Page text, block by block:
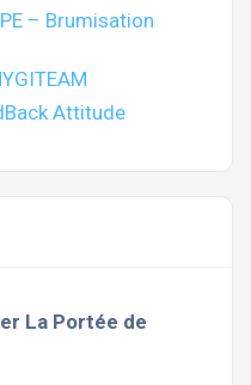
– Brumisation
Attitude
La Portée de